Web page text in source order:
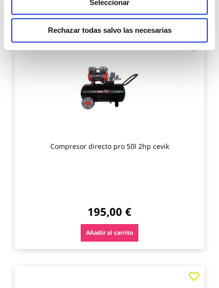
Seleccionar
Rechazar todas salvo las necesarias
Añadir al carrito
a
Compresor directo pro 50l 2hp cevik
195,00 €
Añadir al carrito